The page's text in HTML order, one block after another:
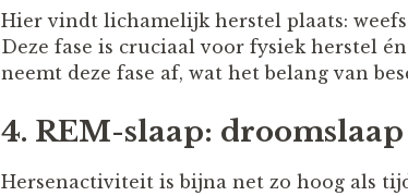
Hier vindt lichamelijk herstel plaats:
Deze fase is cruciaal voor fysiek herstel
neemt deze fase af, wat het belang van
4. REM-slaap: droomslaap
Hersenactiviteit is bijna net zo hoog als